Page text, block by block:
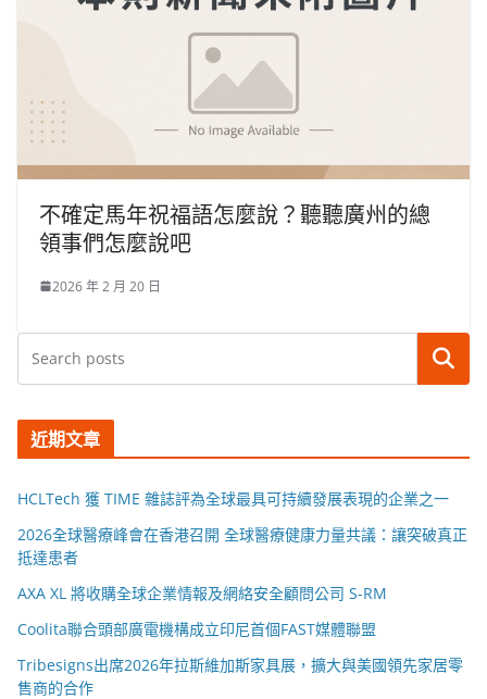
不確定馬年祝福語怎麼說？聽聽廣州的總
領事們怎麼說吧
2026 年 2 月 20 日
搜尋
近期文章
HCLTech 獲 TIME 雜誌評為全球最具可持續發展表現的企業之一
2026全球醫療峰會在香港召開 全球醫療健康力量共議：讓突破真正
抵達患者
AXA XL 將收購全球企業情報及網絡安全顧問公司 S-RM
Coolita聯合頭部廣電機構成立印尼首個FAST媒體聯盟
Tribesigns出席2026年拉斯維加斯家具展，擴大與美國領先家居零
售商的合作